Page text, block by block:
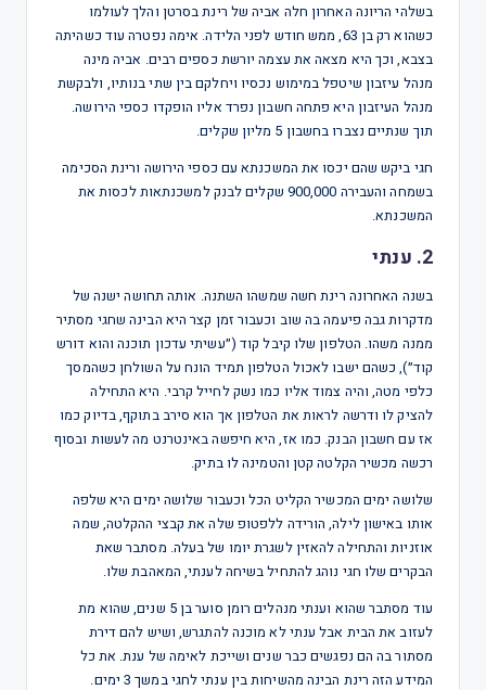
בשלהי הריונה האחרון חלה אביה של רינת בסרטן והלך לעולמו
כשהוא רק בן 63, ממש חודש לפני הלידה. אימה נפטרה עוד כשהיתה
בצבא, וכך היא מצאה את עצמה יורשת כספים רבים. אביה מינה
מנהל עיזבון שיטפל במימוש נכסיו ויחלקם בין שתי בנותיו, ולבקשת
מנהל העיזבון היא פתחה חשבון נפרד אליו הופקדו כספי הירושה.
תוך שנתיים נצברו בחשבון 5 מליון שקלים.
חגי ביקש שהם יכסו את המשכנתא עם כספי הירושה ורינת הסכימה
בשמחה והעבירה 900,000 שקלים לבנק למשכנתאות לכסות את
המשכנתא.
2. ענתי
בשנה האחרונה רינת חשה שמשהו השתנה. אותה תחושה ישנה של
מדקרות גבה פיעמה בה שוב וכעבור זמן קצר היא הבינה שחגי מסתיר
ממנה משהו. הטלפון שלו קיבל קוד (״עשיתי עדכון תוכנה והוא דורש
קוד״), כשהם ישבו לאכול הטלפון תמיד הונח על השולחן כשהמסך
כלפי מטה, והיה צמוד אליו כמו נשק לחייל קרבי. היא התחילה
להציק לו ודרשה לראות את הטלפון אך הוא סירב בתוקף, בדיוק כמו
אז עם חשבון הבנק. כמו אז, היא חיפשה באינטרנט מה לעשות ובסוף
רכשה מכשיר הקלטה קטן והטמינה לו בתיק.
שלושה ימים המכשיר הקליט הכל וכעבור שלושה ימים היא שלפה
אותו באישון לילה, הורידה ללפטופ שלה את קבצי ההקלטה, שמה
אוזניות והתחילה להאזין לשגרת יומו של בעלה. מסתבר שאת
הבקרים שלו חגי נוהג להתחיל בשיחה לענתי, המאהבת שלו.
עוד מסתבר שהוא וענתי מנהלים רומן סוער בן 5 שנים, שהוא מת
לעזוב את הבית אבל ענתי לא מוכנה להתגרש, ושיש להם דירת
מסתור בה הם נפגשים כבר שנים ושייכת לאימה של ענת. את כל
המידע הזה רינת הבינה מהשיחות בין ענתי לחגי במשך 3 ימים.